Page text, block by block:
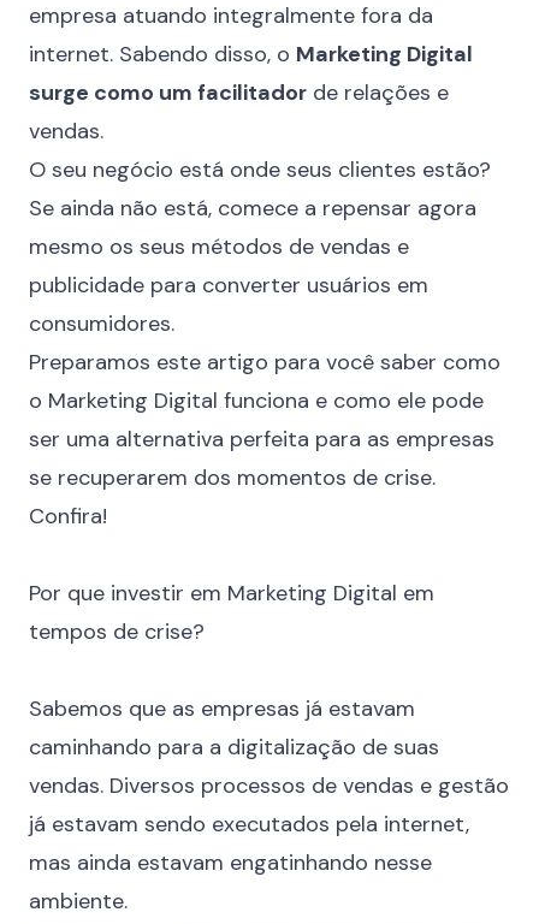
empresa atuando integralmente fora da
internet. Sabendo disso, o Marketing Digital
surge como um facilitador de relações e
vendas.
O seu negócio está onde seus clientes estão?
Se ainda não está, comece a repensar agora
mesmo os seus métodos de vendas e
publicidade para converter usuários em
consumidores.
Preparamos este artigo para você saber como
o Marketing Digital funciona e como ele pode
ser uma alternativa perfeita para as empresas
se recuperarem dos momentos de crise.
Confira!
Por que investir em Marketing Digital em
tempos de crise?
Sabemos que as empresas já estavam
caminhando para a digitalização de suas
vendas. Diversos processos de vendas e gestão
já estavam sendo executados pela internet,
mas ainda estavam engatinhando nesse
ambiente.